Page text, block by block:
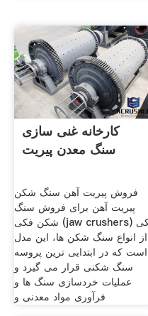
کارخانه غنی سازی
سنگ معدن پیریت
فروش پیریت آهن سنگ شکن
پیریت آهن برای فروش سنگ
شکن فکی (jaw crushers) یکی
از انواع سنگ شکن ها، این مدل
است که در ابتدایی ترین پروسه
سنگ شکنی قرار می گیرد و
عملیات خردسازی سنگ ها و
فرآوری مواد معدنی و